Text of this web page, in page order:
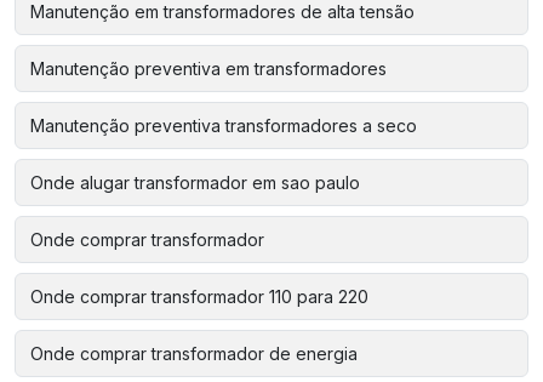
Manutenção em transformadores de alta tensão
Manutenção preventiva em transformadores
Manutenção preventiva transformadores a seco
Onde alugar transformador em sao paulo
Onde comprar transformador
Onde comprar transformador 110 para 220
Onde comprar transformador de energia